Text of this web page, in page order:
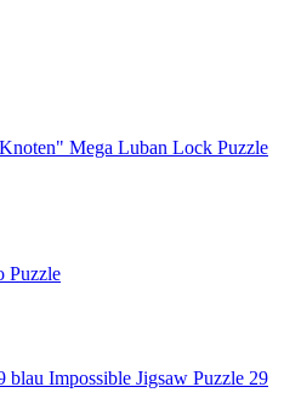
Mega Luban Lock Puzzle
Puzzle
Impossible Jigsaw Puzzle 29